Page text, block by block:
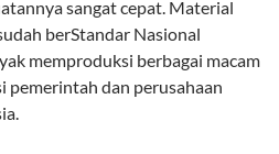
sangat cepat. Material
berStandar Nasional
memproduksi berbagai macam
pemerintah dan perusahaan